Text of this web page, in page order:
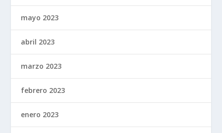
mayo 2023
abril 2023
marzo 2023
febrero 2023
enero 2023